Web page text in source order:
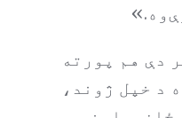
دې هم پورته
د خپل ژوند،